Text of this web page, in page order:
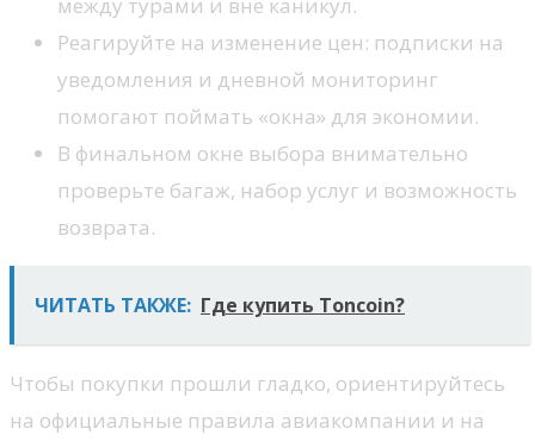
Реагируйте на изменение цен: подписки на
уведомления и дневной мониторинг
помогают поймать «окна» для экономии.
В финальном окне выбора внимательно
проверьте багаж, набор услуг и возможность
возврата.
ЧИТАТЬ ТАКЖЕ: Где купить Toncoin?
Чтобы покупки прошли гладко, ориентируйтесь
на официальные правила авиакомпании и на